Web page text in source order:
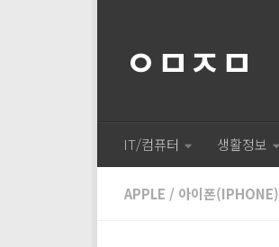
ㅇㅁㅈㅁ
IT/컴퓨터 생활정보
APPLE / 아이폰(IPHONE)